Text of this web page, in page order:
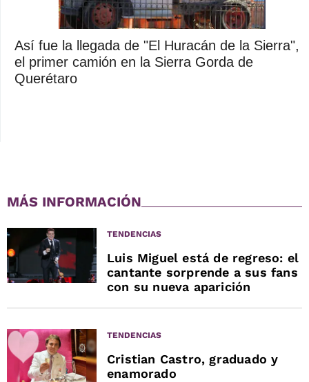
Así fue la llegada de "El Huracán de la Sierra",
el primer camión en la Sierra Gorda de
Querétaro
MÁS INFORMACIÓN
TENDENCIAS
Luis Miguel está de regreso: el
cantante sorprende a sus fans
con su nueva aparición
TENDENCIAS
Cristian Castro, graduado y
enamorado